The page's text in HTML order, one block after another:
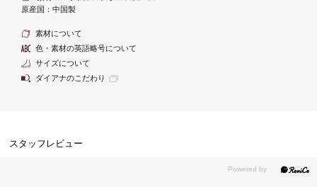
原産国：中国製
素材について
色・素材の英語略号について
サイズについて
ダイアナのこだわり
スタッフレビュー